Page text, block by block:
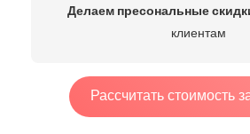
Делаем пресональные
клиентам
Рассчитать стоимость